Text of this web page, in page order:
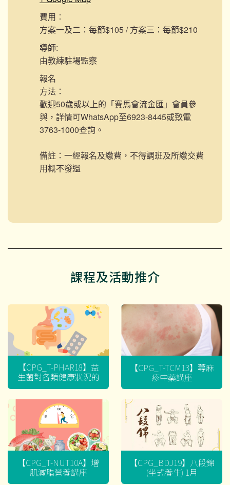
費用︰
方案一及二：每節$105 / 方案三：每節$210
導師:
由教練駐場監察
報名
方法：
歡迎50歲或以上的「賽馬會流金匯」會員參
與，詳情可WhatsApp至6923-8445或致電
3763-1000查詢。
備註：一經報名及繳費，不得調班及所繳交費
用概不發還
課程及活動推介
【CPG_T-PHAR18】益
生菌對各類健康狀況的
迷思
【CPG_T-TCM13】蕁麻
疹中藥講座
【CPG_T-NUT10A】增
肌減脂營養講座
【CPG_BDJ19】八段錦
(坐式養生) 1月